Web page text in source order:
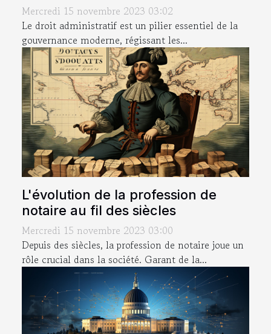
Mercredi 15 novembre 2023 03:02
Le droit administratif est un pilier essentiel de la
gouvernance moderne, régissant les...
L'évolution de la profession de
notaire au fil des siècles
Mercredi 15 novembre 2023 03:00
Depuis des siècles, la profession de notaire joue un
rôle crucial dans la société. Garant de la...